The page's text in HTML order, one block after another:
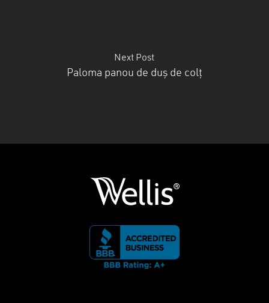
Next Post
Paloma panou de duș de colț